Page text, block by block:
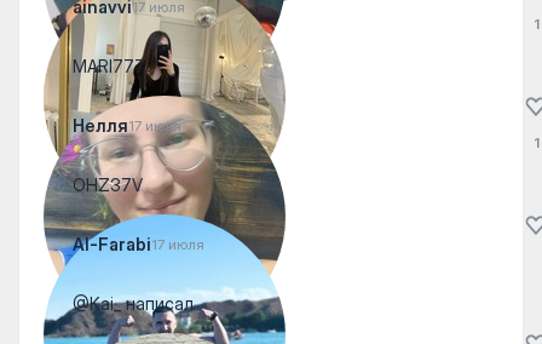
ainavvi17 июля
MARI777
1
Нелля17 июля
OHZ37V
1
Al-Farabi17 июля
@Kai_ написал